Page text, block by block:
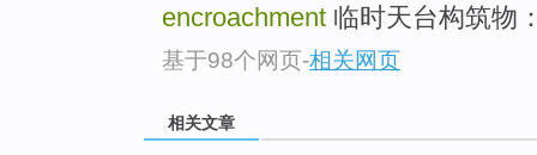
encroachment 临时天台构筑物
基于98个网页-相关网页
相关文章